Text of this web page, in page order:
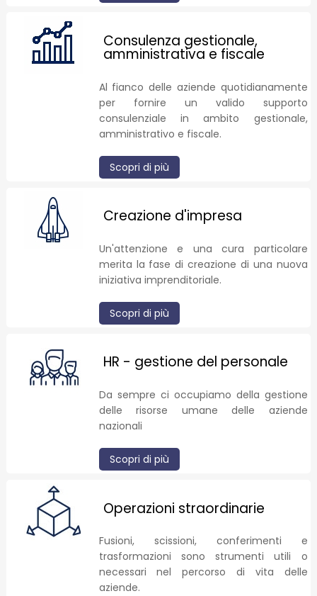
Consulenza gestionale,
amministrativa e fiscale
Al fianco delle aziende quotidianamente
per fornire un valido supporto
consulenziale in ambito gestionale,
amministrativo e fiscale.
Scopri di più
Creazione d'impresa
Un'attenzione e una cura particolare
merita la fase di creazione di una nuova
iniziativa imprenditoriale.
Scopri di più
HR - gestione del personale
Da sempre ci occupiamo della gestione
delle risorse umane delle aziende
nazionali
Scopri di più
Operazioni straordinarie
Fusioni, scissioni, conferimenti e
trasformazioni sono strumenti utili o
necessari nel percorso di vita delle
aziende.